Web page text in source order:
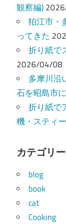
観察編)
狛江市・
ってきた
折り紙で
2026/04/08
多摩川沿
石を昭島市
折り紙で
機・スティ
カテゴリー
blog
book
cat
Cooking